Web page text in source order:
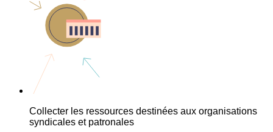
Collecter les ressources destinées aux organisations
syndicales et patronales